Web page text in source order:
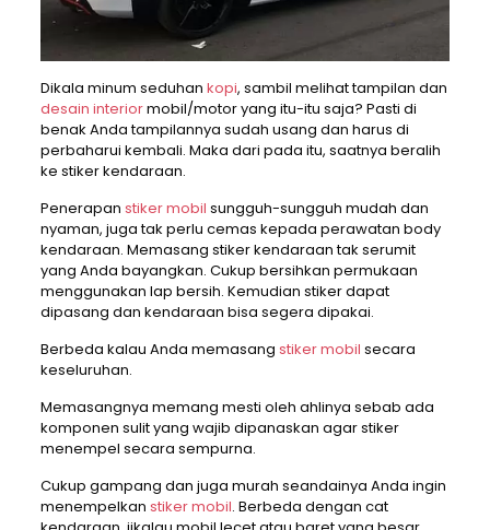
Dikala minum seduhan kopi, sambil melihat tampilan dan
desain interiormobil/motor yang itu-itu saja? Pasti di
benak Anda tampilannya sudah usang dan harus di
perbaharui kembali. Maka dari pada itu, saatnya beralih
ke stiker kendaraan.
Penerapan stiker mobil sungguh-sungguh mudah dan
nyaman, juga tak perlu cemas kepada perawatan body
kendaraan. Memasang stiker kendaraan tak serumit
yang Anda bayangkan. Cukup bersihkan permukaan
menggunakan lap bersih. Kemudian stiker dapat
dipasang dan kendaraan bisa segera dipakai.
Berbeda kalau Anda memasang stiker mobil secara
keseluruhan.
Memasangnya memang mesti oleh ahlinya sebab ada
komponen sulit yang wajib dipanaskan agar stiker
menempel secara sempurna.
Cukup gampang dan juga murah seandainya Anda ingin
menempelkan stiker mobil. Berbeda dengan cat